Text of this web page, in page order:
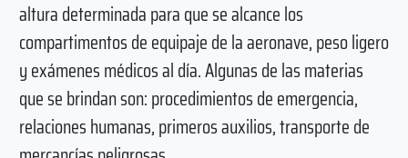
altura determinada para que se alcance los
compartimentos de equipaje de la aeronave, peso ligero
y exámenes médicos al día. Algunas de las materias
que se brindan son: procedimientos de emergencia,
relaciones humanas, primeros auxilios, transporte de